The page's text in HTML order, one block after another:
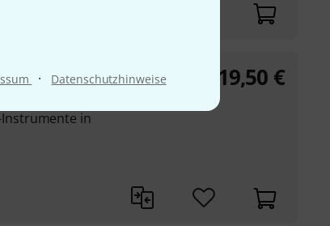
· Datenschutzhinweise
12
in
19,50 €